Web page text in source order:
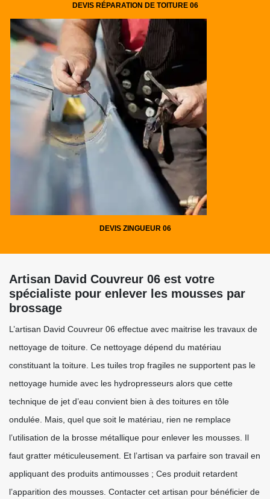
DEVIS RÉPARATION DE TOITURE 06
DEVIS ZINGUEUR 06
Artisan David Couvreur 06 est votre
spécialiste pour enlever les mousses par
brossage
L’artisan David Couvreur 06 effectue avec maitrise les travaux de
nettoyage de toiture. Ce nettoyage dépend du matériau
constituant la toiture. Les tuiles trop fragiles ne supportent pas le
nettoyage humide avec les hydropresseurs alors que cette
technique de jet d’eau convient bien à des toitures en tôle
ondulée. Mais, quel que soit le matériau, rien ne remplace
l’utilisation de la brosse métallique pour enlever les mousses. Il
faut gratter méticuleusement. Et l’artisan va parfaire son travail en
appliquant des produits antimousses ; Ces produit retardent
l’apparition des mousses. Contacter cet artisan pour bénéficier de